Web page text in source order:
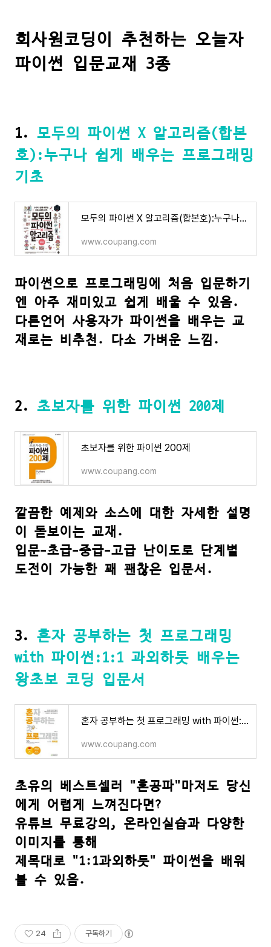
회사원코딩이 추천하는 오늘자
파이썬 입문교재 3종
1. 모두의 파이썬 X 알고리즘(합본
호):누구나 쉽게 배우는 프로그래밍
기초
모두의 파이썬 X 알고리즘(합본호):누구나 쉽게 배우는 프로그래밍 기초
www.coupang.com
파이썬으로 프로그래밍에 처음 입문하기
엔 아주 재미있고 쉽게 배울 수 있음.
다른언어 사용자가 파이썬을 배우는 교
재로는 비추천. 다소 가벼운 느낌.
2. 초보자를 위한 파이썬 200제
초보자를 위한 파이썬 200제
www.coupang.com
깔끔한 예제와 소스에 대한 자세한 설명
이 돋보이는 교재.
입문-초급-중급-고급 난이도로 단계별
도전이 가능한 꽤 괜찮은 입문서.
3.
혼자 공부하는 첫 프로그래밍
with 파이썬:1:1 과외하듯 배우는
왕초보 코딩 입문서
혼자 공부하는 첫 프로그래밍 with 파이썬:1:1 과외하듯 배우는 왕초보 코딩 입문서
www.coupang.com
초유의 베스트셀러 "혼공파"마저도 당신
에게 어렵게 느껴진다면?
유튜브 무료강의, 온라인실습과 다양한
이미지를 통해
제목대로 "1:1과외하듯" 파이썬을 배워
볼 수 있음.
24 구독하기